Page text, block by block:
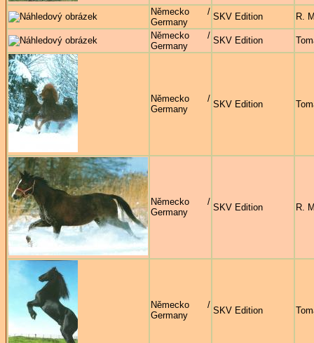
Německo /
Germany
SKV Edition
R.
Německo /
Germany
SKV Edition
Německo /
Germany
SKV Edition
Německo /
Germany
SKV Edition R.
Německo /
Germany
SKV Edition